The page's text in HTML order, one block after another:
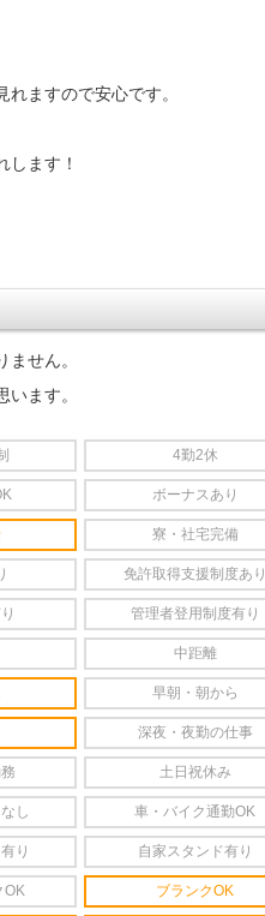
ますので安心です。
ます！
せん。
ます。
4勤2休
ボーナスあり
寮・社宅完備
免許取得支援制度あり
管理者登用制度有り
中距離
早朝・朝から
深夜・夜勤の仕事
土日祝休み
し 車・バイク通勤OK
り 自家スタンド有り
OK ブランクOK